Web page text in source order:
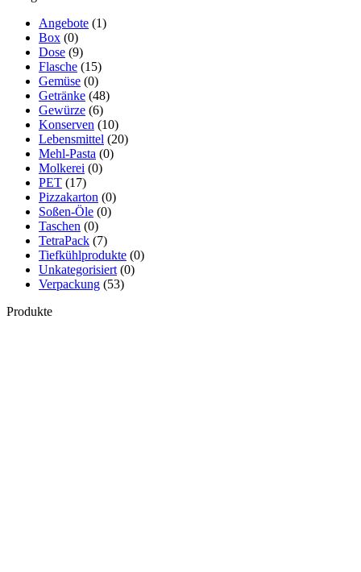
Angebote (1)
Box (0)
Dose (9)
Flasche (15)
Gemüse (0)
Getränke (48)
Gewürze (6)
Konserven (10)
Lebensmittel (20)
Mehl-Pasta (0)
Molkerei (0)
PET (17)
Pizzakarton (0)
Soßen-Öle (0)
Taschen (0)
TetraPack (7)
Tiefkühlprodukte (0)
Unkategorisiert (0)
Verpackung (53)
Produkte